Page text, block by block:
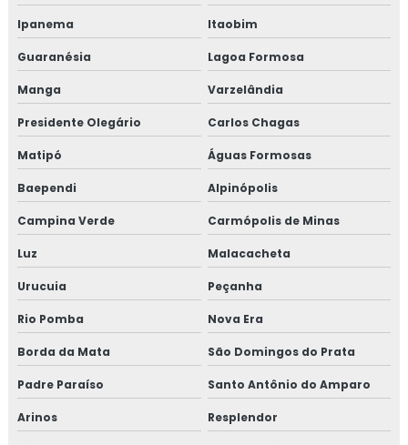
Treinamento em GMP+
Treinamento em GMP+ 2020
Treinamento em HACCP
Treinamento em HACCP de acordo com os requisitos do
GMP
Treinamento em HACCP APPCC
Treinamento em HACCP APPCC com foco no BRCGS
Treinamento em HACCP codex alimentarius
Treinamento em homologação de fornecedor
Treinamento em ifs food
Ipanema Itaobim
Guaranésia Lagoa Formosa
Manga Varzelândia
Presidente Olegário Carlos Chagas
Matipó Águas Formosas
Baependi Alpinópolis
Campina Verde Carmópolis de Minas
Luz Malacacheta
Urucuia Peçanha
Rio Pomba Nova Era
Borda da Mata São Domingos do Prata
Padre Paraíso Santo Antônio do Amparo
Arinos Resplendor